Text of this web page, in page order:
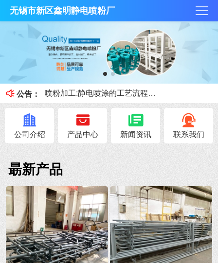
无锡市新区鑫明静电喷粉厂
公告：
抛丸技术和酸洗磷化那个好？
何为酸洗磷化？今天鑫明静电喷粉厂小课堂就跟大家讲讲。
喷粉加工:静电喷涂的工艺流程和优缺点
喷砂、抛丸的区别
钣金加工展开注意事项！
公司介绍 产品中心 新闻资讯 联系我们
朂新产品